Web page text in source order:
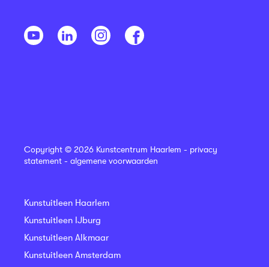
Copyright © 2026 Kunstcentrum Haarlem - privacy
statement - algemene voorwaarden
Kunstuitleen Haarlem
Kunstuitleen IJburg
Kunstuitleen Alkmaar
Kunstuitleen Amsterdam